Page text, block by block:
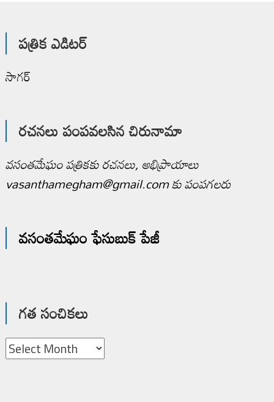
పత్రిక ఎడిటర్
సాగర్
రచనలు పంపవలసిన చిరునామా
వసంతమేఘం పత్రికకు రచనలు, అభిప్రాయాలు
vasanthamegham@gmail.com కు పంపగలరు
వసంతమేఘం ఫేసుబుక్ పేజీ
గత సంచికలు
గత
సంచికలు